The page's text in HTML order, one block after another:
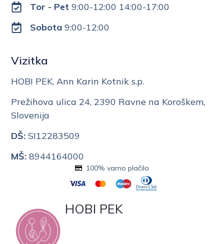
Tor - Pet 9:00-12:00 14:00-17:00
Sobota9:00-12:00
Vizitka
HOBI PEK, Ann Karin Kotnik s.p.
Prežihova ulica 24, 2390 Ravne na Koroškem,
Slovenija
DŠ: SI12283509
MŠ: 8944164000
HOBI PEK
100% varno plačilo